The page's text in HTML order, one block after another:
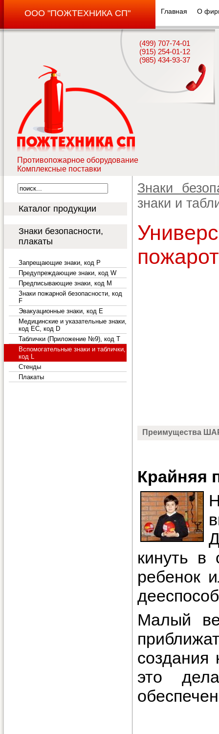
ООО "ПОЖТЕХНИКА СП" Главная О
Противопожарное оборудование
Комплексные поставки
(499) 707-74-01
(915) 254-01-12
(985) 434-93-37
Каталог продукции
Знаки безопасности,
плакаты
Запрещающие знаки, код P
Предупреждающие знаки, код W
Предписывающие знаки, код M
Знаки пожарной безопасности, код
F
Эвакуационные знаки, код E
Медицинские и указательные знаки,
код EC, код D
Таблички (Приложение №9), код T
Вспомогательные знаки и таблички,
код L
Стенды
Плакаты
Знаки
знаки и
Преимущества
Крайняя
кинуть в
ребенок
Малый
создания
это